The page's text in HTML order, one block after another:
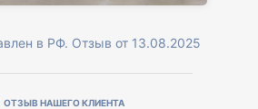
в РФ. Отзыв от 13.08.2025
ОТЗЫВ НАШЕГО КЛИЕНТА